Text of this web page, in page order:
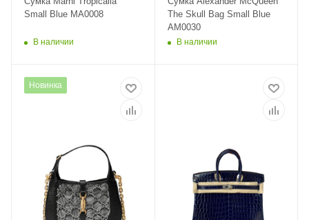
Small Blue MA0008
В наличии
The Skull Bag Small Blue
AM0030
В наличии
Новинка